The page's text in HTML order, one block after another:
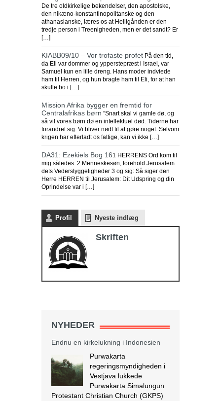
De tre oldkirkelige bekendelser, den apostolske,
den nikæno-konstantinopolitanske og den
athanasianske, læres os at Helligånden er den
tredje person i Treenigheden, men er det sandt? Er
[…]
KIABB09/10 – Vor trofaste profet På den tid,
da Eli var dommer og ypperstepræst i Israel, var
Samuel kun en lille dreng. Hans moder indviede
ham til Herren, og hun bragte ham til Eli, for at han
skulle bo i […]
Mission Afrika bygger en fremtid for
Centralafrikas børn ”Snart skal vi gamle dø, og
så vil vores børn dø en intellektuel død. Tiderne har
forandret sig. Vi bliver nødt til at gøre noget. Selvom
krigen har efterladt os fattige, kan vi ikke […]
DA31: Ezekiels Bog 161 HERRENS Ord kom til
mig således: 2 Menneskesøn, forehold Jerusalem
dets Vederstyggeligheder 3 og sig: Så siger den
Herre HERREN til Jerusalem: Dit Udspring og din
Oprindelse var i […]
Profil Nyeste indlæg
Skriften
NYHEDER
Endnu en kirkelukning i Indonesien
Purwakarta
regeringsmyndigheden i
Vestjava lukkede
Purwakarta Simalungun
Protestant Christian Church (GKPS)